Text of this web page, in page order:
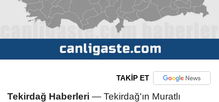
TAKİP ET
Tekirdağ Haberleri — Tekirdağ'ın Muratlı